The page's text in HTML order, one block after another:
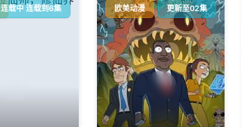
连载中 连载到6集 欧美动漫 更新至02集